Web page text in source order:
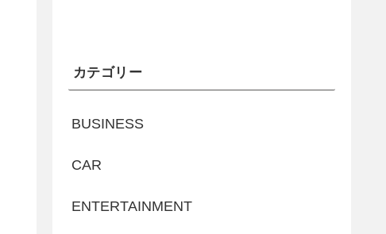
カテゴリー
BUSINESS
CAR
ENTERTAINMENT